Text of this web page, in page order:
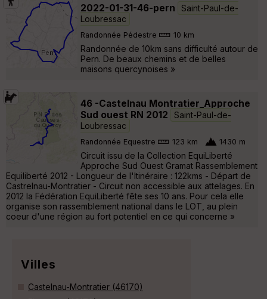
2022-01-31-46-pern
Saint-Paul-de-
Loubressac
Randonnée Pédestre 10 km
Randonnée de 10km sans difficulté autour de
Pern. De beaux chemins et de belles
maisons quercynoises »
46 -Castelnau Montratier_Approche
Sud ouest RN 2012
Saint-Paul-de-
Loubressac
Randonnée Equestre 123 km 1430 m
Circuit issu de la Collection EquiLiberté
Approche Sud Ouest Gramat Rassemblement
Equiliberté 2012 - Longueur de l'Itinéraire : 122kms - Départ de
Castrelnau-Montratier - Circuit non accessible aux attelages. En
2012 la Fédération EquiLiberté fête ses 10 ans. Pour cela elle
organise son rassemblement national dans le LOT, au plein
coeur d'une région au fort potentiel en ce qui concerne »
Villes
Castelnau-Montratier (46170)